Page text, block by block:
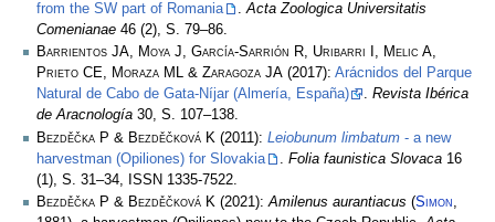
from the SW part of Romania
.Acta Zoologica Universitatis
Comenianae 46 (2), S. 79–86.
Barrientos JA, Moya J, García-Sarrión R, Uribarri I, Melic A,
Prieto CE, Moraza ML & Zaragoza JA (2017): Arácnidos del Parque
Natural de Cabo de Gata-Níjar (Almería, España)
. Revista Ibérica
de Aracnología 30, S. 107–138.
Bezdĕčka P & Bezdĕčková K (2011): Leiobunum limbatum - a new
harvestman (Opiliones) for Slovakia
Folia faunistica Slovaca 16
(1), S. 31–34, ISSN 1335-7522.
Bezděčka P & Bezděčková K (2021):Amilenus aurantiacus (Simon,